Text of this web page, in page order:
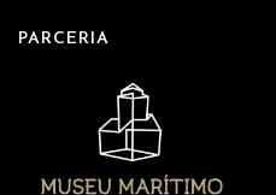
PARCERIA